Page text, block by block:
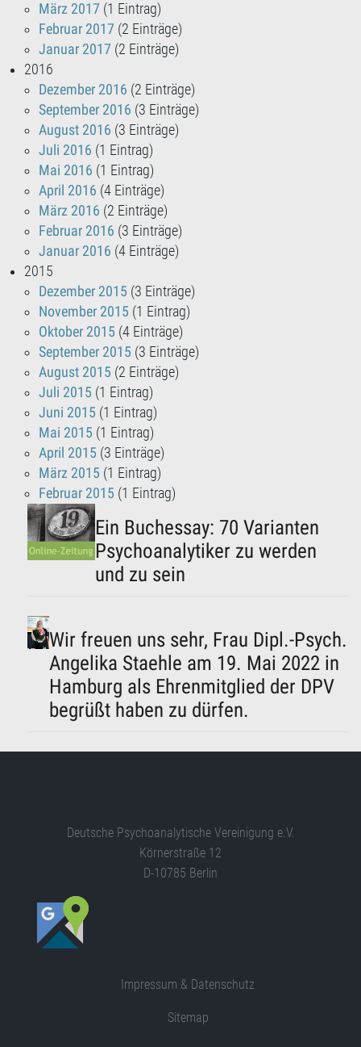
März 2017 (1 Eintrag)
Februar 2017 (2 Einträge)
Januar 2017 (2 Einträge)
2016
Dezember 2016 (2 Einträge)
September 2016 (3 Einträge)
August 2016 (3 Einträge)
Juli 2016 (1 Eintrag)
Mai 2016 (1 Eintrag)
April 2016 (4 Einträge)
März 2016 (2 Einträge)
Februar 2016 (3 Einträge)
Januar 2016 (4 Einträge)
2015
Dezember 2015 (3 Einträge)
November 2015 (1 Eintrag)
Oktober 2015 (4 Einträge)
September 2015 (3 Einträge)
August 2015 (2 Einträge)
Juli 2015 (1 Eintrag)
Juni 2015 (1 Eintrag)
Mai 2015 (1 Eintrag)
April 2015 (3 Einträge)
März 2015 (1 Eintrag)
Februar 2015 (1 Eintrag)
Ein Buchessay: 70 Varianten
Psychoanalytiker zu werden
und zu sein
Wir freuen uns sehr, Frau Dipl.-Psych.
Angelika Staehle am 19. Mai 2022 in
Hamburg als Ehrenmitglied der DPV
begrüßt haben zu dürfen.
Deutsche Psychoanalytische Vereinigung e.V.
Körnerstraße 12
D-10785 Berlin
Impressum & Datenschutz
Sitemap